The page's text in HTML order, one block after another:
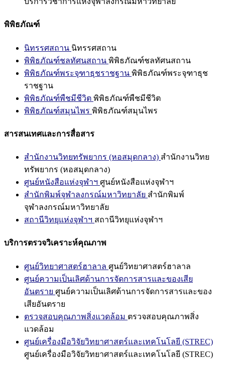
พิพิธภัณฑ์
นิทรรศสถาน นิทรรศสถาน
พิพิธภัณฑ์ชลทัศนสถาน พิพิธภัณฑ์ชลทัศนสถาน
พิพิธภัณฑ์พระจุฑาธุชราชฐาน พิพิธภัณฑ์พระจุฑาธุช
ราชฐาน
พิพิธภัณฑ์พืชมีชีวิต พิพิธภัณฑ์พืชมีชีวิต
พิพิธภัณฑ์สมุนไพร พิพิธภัณฑ์สมุนไพร
สารสนเทศและการสื่อสาร
สำนักงานวิทยทรัพยากร (หอสมุดกลาง) สำนักงานวิทย
ทรัพยากร (หอสมุดกลาง)
ศูนย์หนังสือแห่งจุฬาฯ ศูนย์หนังสือแห่งจุฬาฯ
สำนักพิมพ์จุฬาลงกรณ์มหาวิทยาลัย สำนักพิมพ์
จุฬาลงกรณ์มหาวิทยาลัย
สถานีวิทยุแห่งจุฬาฯ สถานีวิทยุแห่งจุฬาฯ
บริการตรวจวิเคราะห์คุณภาพ
ศูนย์วิทยาศาสตร์ฮาลาล ศูนย์วิทยาศาสตร์ฮาลาล
ศูนย์ความเป็นเลิศด้านการจัดการสารและของเสีย
อันตราย ศูนย์ความเป็นเลิศด้านการจัดการสารและของ
เสียอันตราย
ตรวจสอบคุณภาพสิ่งแวดล้อม ตรวจสอบคุณภาพสิ่ง
แวดล้อม
ศูนย์เครื่องมือวิจัยวิทยาศาสตร์และเทคโนโลยี (STREC)
ศูนย์เครื่องมือวิจัยวิทยาศาสตร์และเทคโนโลยี (STREC)